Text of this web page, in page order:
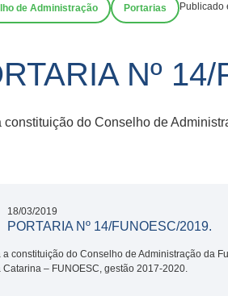
de Administração Portarias Publicado
Nº
constituição do Conselho de
18/03/2019
PORTARIA Nº 14/FUNOESC/2019.
a constituição do Conselho de Administração da
Catarina – FUNOESC, gestão 2017-2020.